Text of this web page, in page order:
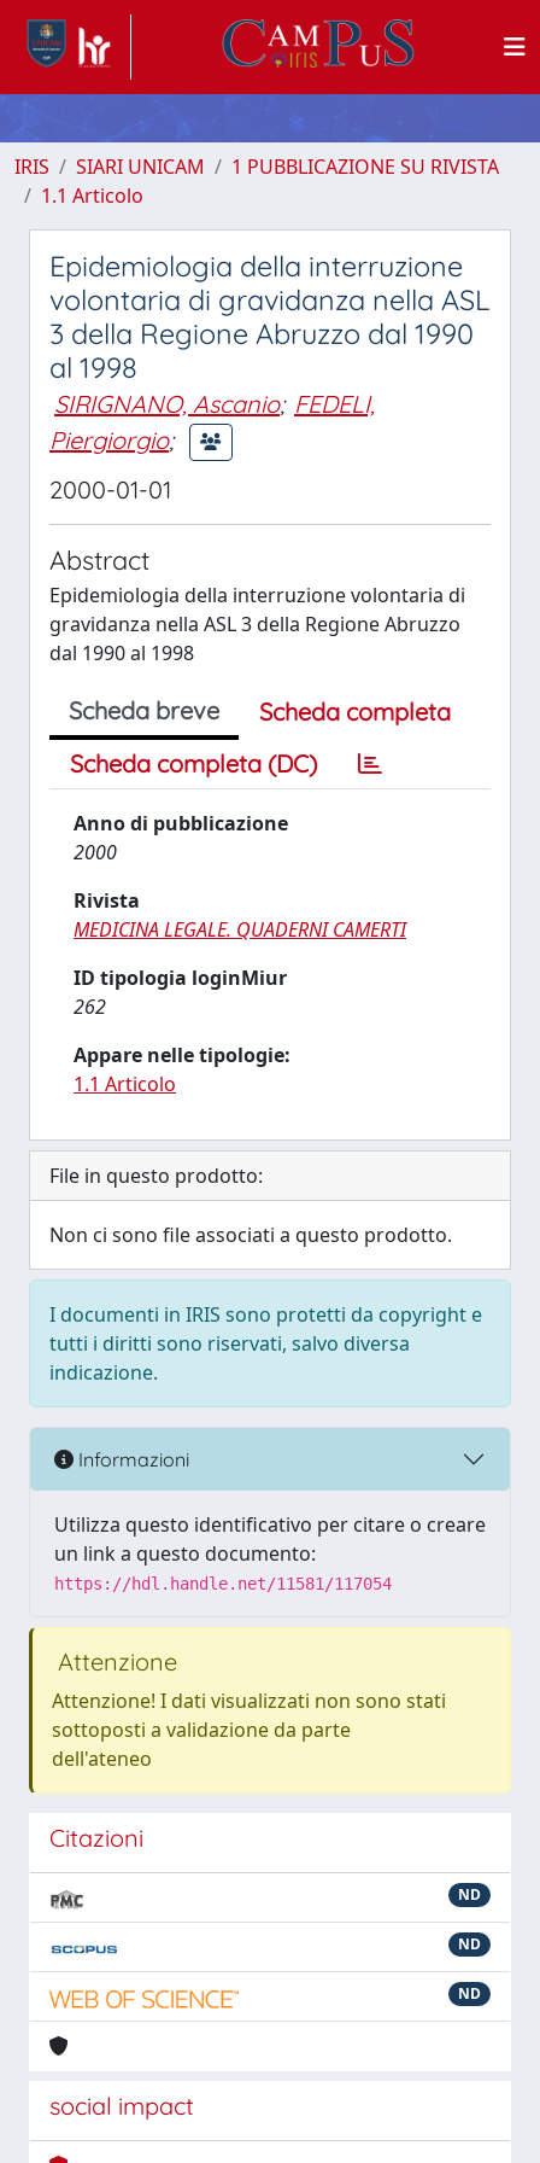
IRIS SIARI UNICAM
1 PUBBLICAZIONE SU RIVISTA
1.1 Articolo
Epidemiologia della interruzione
volontaria di gravidanza nella ASL
3 della Regione Abruzzo dal 1990
al 1998
SIRIGNANO, Ascanio; FEDELI,
Piergiorgio;
2000-01-01
Abstract
Epidemiologia della interruzione volontaria di
gravidanza nella ASL 3 della Regione Abruzzo
dal 1990 al 1998
Scheda breve
Scheda completa
Scheda completa (DC)
Anno di pubblicazione
2000
Rivista
MEDICINA LEGALE. QUADERNI CAMERTI
ID tipologia loginMiur
262
Appare nelle tipologie:
1.1 Articolo
File in questo prodotto:
Non ci sono file associati a questo prodotto.
I documenti in IRIS sono protetti da copyright e
tutti i diritti sono riservati, salvo diversa
indicazione.
Informazioni
Utilizza questo identificativo per citare o creare
un link a questo documento:
https://hdl.handle.net/11581/117054
Attenzione
Attenzione! I dati visualizzati non sono stati
sottoposti a validazione da parte
dell'ateneo
Citazioni
ND
ND
ND
social impact